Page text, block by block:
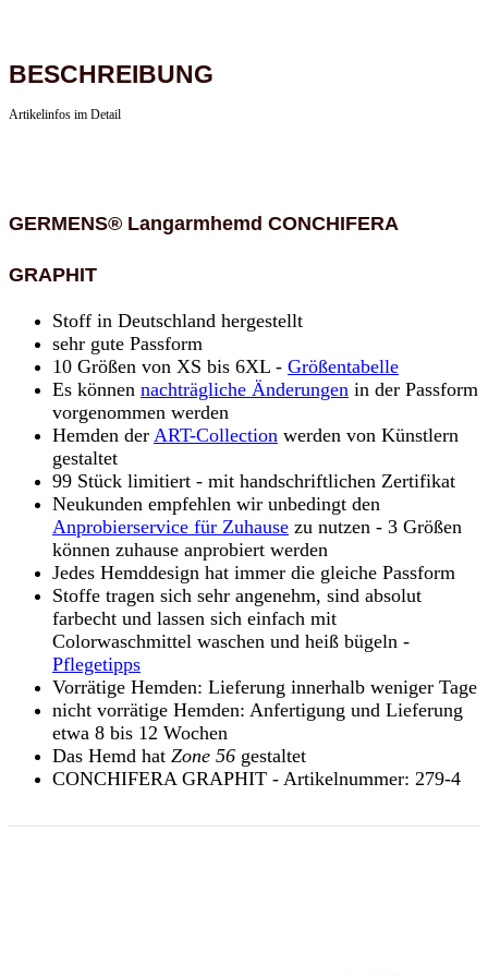
BESCHREIBUNG
Artikelinfos im Detail
GERMENS® Langarmhemd CONCHIFERA
GRAPHIT
Stoff in Deutschland hergestellt
sehr gute Passform
10 Größen von XS bis 6XL - Größentabelle
Es können nachträgliche Änderungen in der Passform
vorgenommen werden
Hemden der ART-Collection werden von Künstlern
gestaltet
99 Stück limitiert - mit handschriftlichen Zertifikat
Neukunden empfehlen wir unbedingt den
Anprobierservice für Zuhause zu nutzen - 3 Größen
können zuhause anprobiert werden
Jedes Hemddesign hat immer die gleiche Passform
Stoffe tragen sich sehr angenehm, sind absolut
farbecht und lassen sich einfach mit
Colorwaschmittel waschen und heiß bügeln -
Pflegetipps
Vorrätige Hemden: Lieferung innerhalb weniger Tage
nicht vorrätige Hemden: Anfertigung und Lieferung
etwa 8 bis 12 Wochen
Das Hemd hat Zone 56 gestaltet
CONCHIFERA GRAPHIT - Artikelnummer: 279-4